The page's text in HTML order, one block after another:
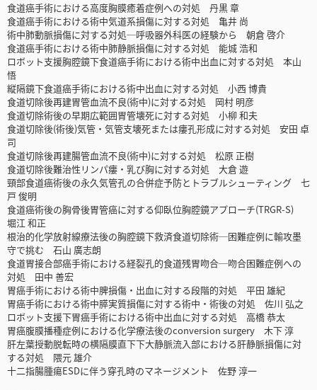
食道癌手術における高度胸膜癒着症例への対処 丹黒 章
食道癌手術における術中気道系損傷に対する対処 亀井 尚
術中肺動脈損傷に対する対処─呼吸器外科医の経験から 朝倉 啓介
食道癌手術における術中肺静脈損傷に対する対処 能城 浩和
ロボット支援胸腔鏡下食道癌手術における術中出血に対する対処 本山
悟
縦隔鏡下食道癌手術における術中出血に対する対処 小西 博貴
食道切除後再建胃管血流不良(術中)に対する対処 岡村 明彦
食道切除術後の早期広範囲胃管壊死に対する対処 小柳 和夫
食道切除後(術後)気管・気管支壊死または瘻孔形成に対する対処 安田 卓
司
食道切除後再建腸管血流不良(術中)に対する対処 松原 正樹
食道切除後難治性リンパ瘻・乳び胸に対する対処 大倉 遊
頸部食道癌術後の永久気管孔の合併症予防とトラブルシューティング 七
戸 俊明
食道癌術後の胸骨後胃管癌に対する仰臥位胸腔鏡アプローチ(TRGR-S)
堀江 和正
根治的化学放射線療法後の胸腔鏡下救済食道切除術─困難症例に輸攻墨
守で挑む 石山 廣志朗
食道胃接合部癌手術における経裂孔的食道残胃吻合─吻合困難症例への
対処 田中 善宏
胃癌手術における術中脾損傷・出血に対する段階的対処 平田 雄紀
胃癌手術における術中膵実質損傷に対する術中・術後の対処 佐川 弘之
ロボット支援下胃癌手術における術中出血に対する対処 高橋 恭太
胃癌腹膜播種症例における化学療法後のconversion surgery 木下 淳
肝左葉授動脱転時の横隔膜直下下大静脈流入部における肝静脈損傷に対
する対処 隈元 雄介
十二指腸腫瘍ESDに伴う穿孔時のマネージメント 佐野 淳一